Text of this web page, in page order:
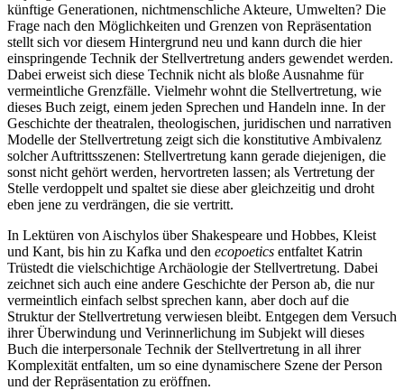
künftige Generationen, nichtmenschliche Akteure, Umwelten? Die
Frage nach den Möglichkeiten und Grenzen von Repräsentation
stellt sich vor diesem Hintergrund neu und kann durch die hier
einspringende Technik der Stellvertretung anders gewendet werden.
Dabei erweist sich diese Technik nicht als bloße Ausnahme für
vermeintliche Grenzfälle. Vielmehr wohnt die Stellvertretung, wie
dieses Buch zeigt, einem jeden Sprechen und Handeln inne. In der
Geschichte der theatralen, theologischen, juridischen und narrativen
Modelle der Stellvertretung zeigt sich die konstitutive Ambivalenz
solcher Auftrittsszenen: Stellvertretung kann gerade diejenigen, die
sonst nicht gehört werden, hervortreten lassen; als Vertretung der
Stelle verdoppelt und spaltet sie diese aber gleichzeitig und droht
eben jene zu verdrängen, die sie vertritt.
In Lektüren von Aischylos über Shakespeare und Hobbes, Kleist
und Kant, bis hin zu Kafka und den ecopoetics entfaltet Katrin
Trüstedt die vielschichtige Archäologie der Stellvertretung. Dabei
zeichnet sich auch eine andere Geschichte der Person ab, die nur
vermeintlich einfach selbst sprechen kann, aber doch auf die
Struktur der Stellvertretung verwiesen bleibt. Entgegen dem Versuch
ihrer Überwindung und Verinnerlichung im Subjekt will dieses
Buch die interpersonale Technik der Stellvertretung in all ihrer
Komplexität entfalten, um so eine dynamischere Szene der Person
und der Repräsentation zu eröffnen.